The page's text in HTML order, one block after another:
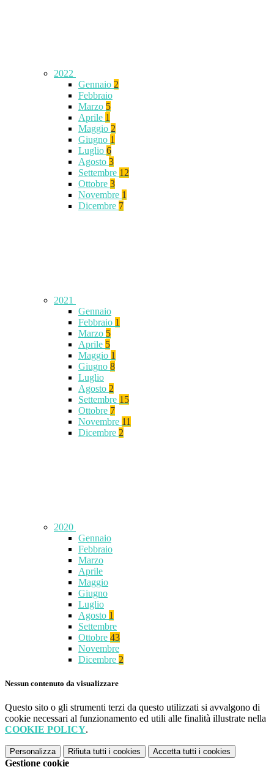
2022
Gennaio 2
Febbraio
Marzo 5
Aprile 1
Maggio 2
Giugno 1
Luglio 6
Agosto 3
Settembre 12
Ottobre 3
Novembre 1
Dicembre 7
2021
Gennaio
Febbraio 1
Marzo 5
Aprile 5
Maggio 1
Giugno 8
Luglio
Agosto 2
Settembre 15
Ottobre 7
Novembre 11
Dicembre 2
2020
Gennaio
Febbraio
Marzo
Aprile
Maggio
Giugno
Luglio
Agosto 1
Settembre
Ottobre 43
Novembre
Dicembre 2
Nessun contenuto da visualizzare
Questo sito o gli strumenti terzi da questo utilizzati si avvalgono di
cookie necessari al funzionamento ed utili alle finalità illustrate nella
COOKIE POLICY.
Personalizza Rifiuta tutti i cookies Accetta tutti i cookies
Gestione cookie